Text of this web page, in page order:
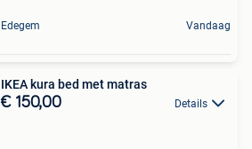
Edegem Vandaag
IKEA kura bed met matras
€ 150,00 Details